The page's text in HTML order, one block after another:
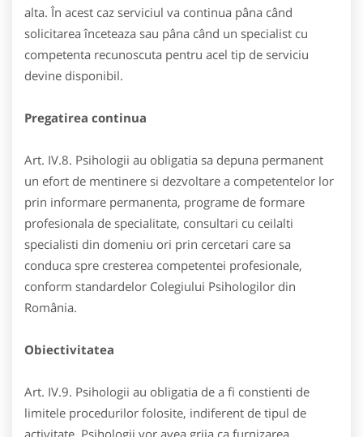
alta. În acest caz serviciul va continua pâna când
solicitarea înceteaza sau pâna când un specialist cu
competenta recunoscuta pentru acel tip de serviciu
devine disponibil.
Pregatirea continua
Art. IV.8. Psihologii au obligatia sa depuna permanent
un efort de mentinere si dezvoltare a competentelor lor
prin informare permanenta, programe de formare
profesionala de specialitate, consultari cu ceilalti
specialisti din domeniu ori prin cercetari care sa
conduca spre cresterea competentei profesionale,
conform standardelor Colegiului Psihologilor din
România.
Obiectivitatea
Art. IV.9. Psihologii au obligatia de a fi constienti de
limitele procedurilor folosite, indiferent de tipul de
activitate. Psihologii vor avea grija ca furnizarea